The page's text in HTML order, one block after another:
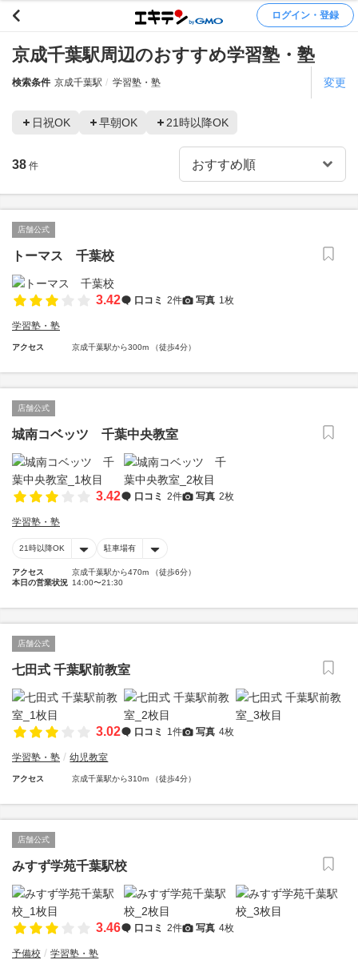
ログイン・登録
京成千葉駅周辺のおすすめ学習塾・塾
検索条件 京成千葉駅 学習塾・塾 変更
日祝OK 早朝OK 21時以降OK
38 件
店舗公式
トーマス 千葉校
3.42 口コミ 2件 写真 1枚
学習塾・塾
アクセス 京成千葉駅から300m （徒歩4分）
店舗公式
城南コベッツ 千葉中央教室
3.42 口コミ 2件 写真 2枚
学習塾・塾
21時以降OK 駐車場有
アクセス
京成千葉駅から470m （徒歩6分）
本日の営業状況 14:00〜21:30
店舗公式
七田式 千葉駅前教室
3.02 口コミ 1件 写真 4枚
学習塾・塾 幼児教室
アクセス 京成千葉駅から310m （徒歩4分）
店舗公式
みすず学苑千葉駅校
3.46 口コミ 2件 写真 4枚
予備校 学習塾・塾